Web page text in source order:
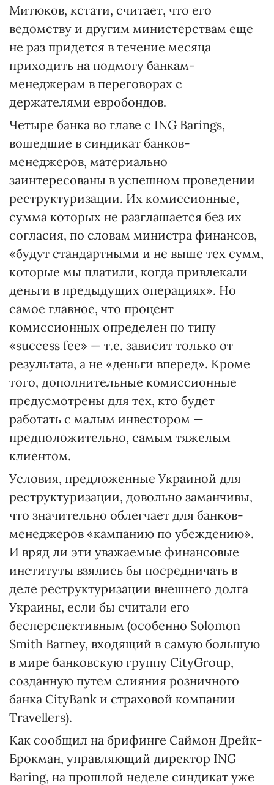
Митюков, кстати, считает, что его
ведомству и другим министерствам еще
не раз придется в течение месяца
приходить на подмогу банкам-
менеджерам в переговорах с
держателями евробондов.
Четыре банка во главе с ING Barings,
вошедшие в синдикат банков-
менеджеров, материально
заинтересованы в успешном проведении
реструктуризации. Их комиссионные,
сумма которых не разглашается без их
согласия, по словам министра финансов,
«будут стандартными и не выше тех сумм,
которые мы платили, когда привлекали
деньги в предыдущих операциях». Но
самое главное, что процент
комиссионных определен по типу
«success fee» — т.е. зависит только от
результата, а не «деньги вперед». Кроме
того, дополнительные комиссионные
предусмотрены для тех, кто будет
работать с малым инвестором —
предположительно, самым тяжелым
клиентом.
Условия, предложенные Украиной для
реструктуризации, довольно заманчивы,
что значительно облегчает для банков-
менеджеров «кампанию по убеждению».
И вряд ли эти уважаемые финансовые
институты взялись бы посредничать в
деле реструктуризации внешнего долга
Украины, если бы считали его
бесперспективным (особенно Solomon
Smith Barney, входящий в самую большую
в мире банковскую группу CityGroup,
созданную путем слияния розничного
банка CityBank и страховой компании
Travellers).
Как сообщил на брифинге Саймон Дрейк-
Брокман, управляющий директор ING
Baring, на прошлой неделе синдикат уже